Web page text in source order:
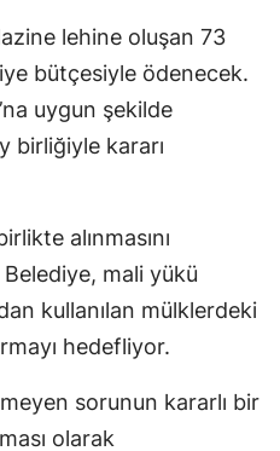
lehine oluşan 73
bütçesiyle ödenecek.
uygun şekilde
birliğiyle kararı
alınmasını
Belediye, mali yükü
kullanılan mülklerdeki
hedefliyor.
sorunun kararlı bir
olarak